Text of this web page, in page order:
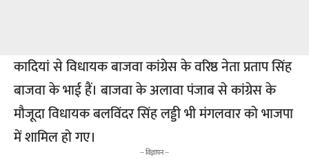
कादियां से विधायक बाजवा कांग्रेस के वरिष्ठ नेता प्रताप सिंह
बाजवा के भाई हैं। बाजवा के अलावा पंजाब से कांग्रेस के
मौजूदा विधायक बलविंदर सिंह लड्डी भी मंगलवार को भाजपा
में शामिल हो गए।
-- विज्ञापन --